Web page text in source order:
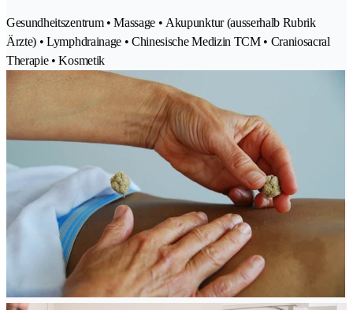
Gesundheitszentrum • Massage • Akupunktur (ausserhalb Rubrik
Ärzte) • Lymphdrainage • Chinesische Medizin TCM • Craniosacral
Therapie • Kosmetik